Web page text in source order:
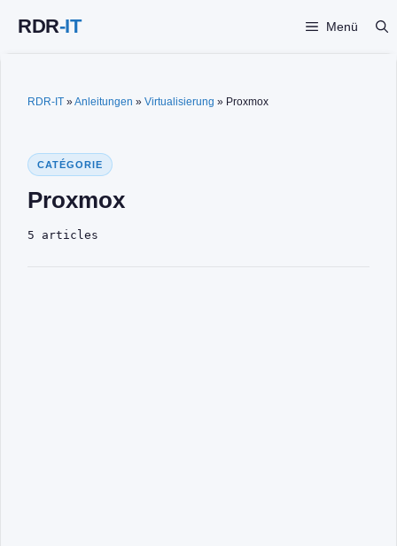
Inhalt
Menü
RDR-IT »Anleitungen » Virtualisierung » Proxmox
CATÉGORIE
Proxmox
5 articles